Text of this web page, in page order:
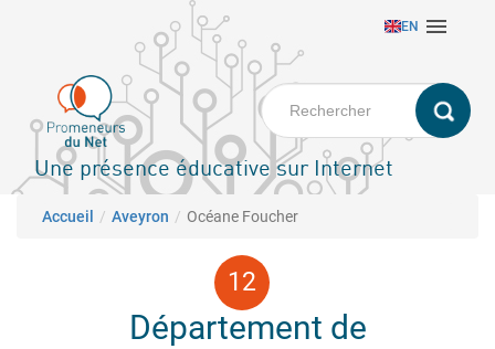
principal
EN 
Une présence éducative sur Internet
Fil d'Ariane
Accueil Aveyron Océane Foucher
Département de